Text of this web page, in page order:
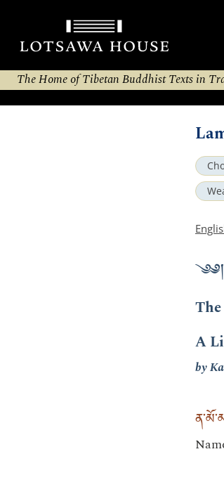
The Home of Tibetan Buddhist Texts in
༄༅།
A
by